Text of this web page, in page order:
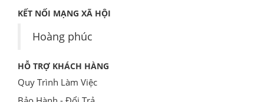
KẾT NỐI MẠNG XÃ HỘI
Hoàng phúc
HỖ TRỢ KHÁCH HÀNG
Quy Trình Làm Việc